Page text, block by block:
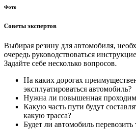
Фото
Советы экспертов
Выбирая резину для автомобиля,
очередь руководствоваться
Задайте себе несколько вопросов.
На каких дорогах
эксплуатироваться автомобиль?
Нужна ли повышенная
Какую часть пути будут
какую трасса?
Будет ли автомобиль